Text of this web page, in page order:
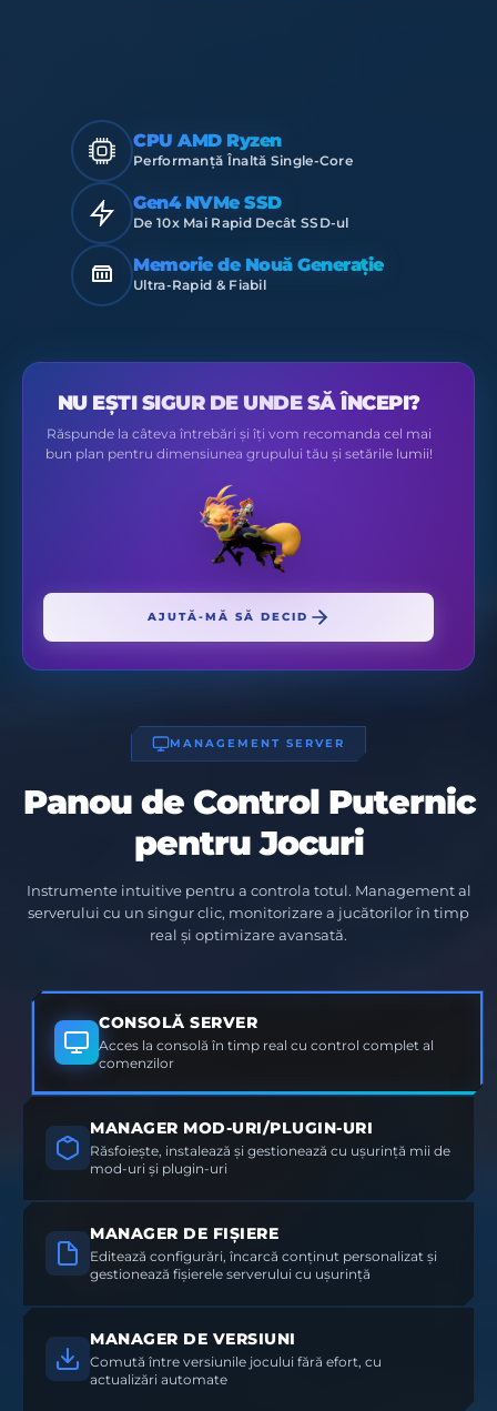
CPU AMD Ryzen
Performanță Înaltă Single-Core
Gen4 NVMe SSD
De 10x Mai Rapid Decât SSD-ul
Memorie de Nouă Generație
Ultra-Rapid & Fiabil
NU EȘTI SIGUR DE UNDE SĂ ÎNCEPI?
Răspunde la câteva întrebări și îți vom recomanda cel mai
bun plan pentru dimensiunea grupului tău și setările lumii!
AJUTĂ-MĂ SĂ DECID
MANAGEMENT SERVER
Panou de Control Puternic
pentru Jocuri
Instrumente intuitive pentru a controla totul. Management al
serverului cu un singur clic, monitorizare a jucătorilor în timp
real și optimizare avansată.
CONSOLĂ SERVER
Acces la consolă în timp real cu control complet al
comenzilor
MANAGER MOD-URI/PLUGIN-URI
Răsfoiește, instalează și gestionează cu ușurință mii de
mod-uri și plugin-uri
MANAGER DE FIȘIERE
Editează configurări, încarcă conținut personalizat și
gestionează fișierele serverului cu ușurință
MANAGER DE VERSIUNI
Comută între versiunile jocului fără efort, cu
actualizări automate